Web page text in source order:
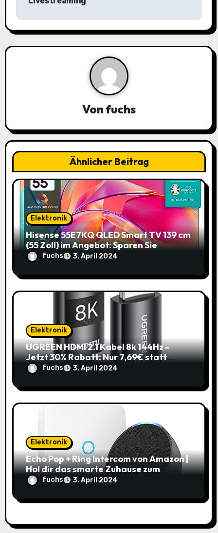
s
n
g
a
t
i
o
n
Vonfuchs
Ähnlicher Beitrag
Elektronik
Hisense 55E7KQ QLED Smart TV 139 cm
(55 Zoll) im Angebot: Sparen Sie
145,85€!
fuchs 3. April 2024
Elektronik
UGREEN HDMI 2.1 Kabel 8k 144Hz –
Jetzt 30% Rabatt: Nur 7,69€ statt
10,99€
fuchs 3. April 2024
Elektronik
Echo Pop + Ring Intercom von Amazon |
Hol dir das smarte Zuhause zum
Schnäppchenpreis!
fuchs 3. April 2024